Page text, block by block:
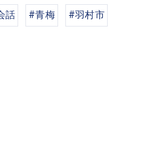
話 #青梅 #羽村市